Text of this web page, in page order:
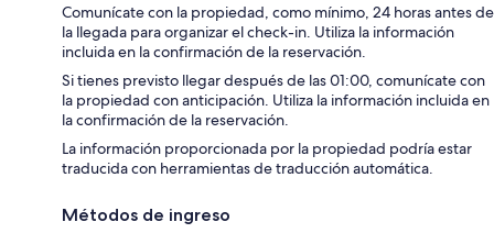
Comunícate con la propiedad, como mínimo, 24 horas antes de
la llegada para organizar el check-in. Utiliza la información
incluida en la confirmación de la reservación.
Si tienes previsto llegar después de las 01:00, comunícate con
la propiedad con anticipación. Utiliza la información incluida en
la confirmación de la reservación.
La información proporcionada por la propiedad podría estar
traducida con herramientas de traducción automática.
Métodos de ingreso